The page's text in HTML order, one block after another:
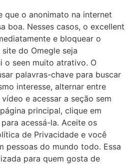
que o anonimato na internet
boa. Nesses casos, o excellent
e bloquear o
do Omegle seja
o seen muito atrativo. O
palavras-chave para buscar
interesse, alternar entre
e acessar a seção sem
principal, clique em
acessá-la. Aceite os
de Privacidade e você
pessoas do mundo todo. Essa
para quem gosta de